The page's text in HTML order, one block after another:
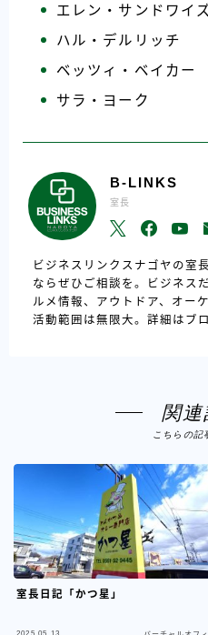
エレン・サンドワイ
ハル・デルリッチ
ベッツィ・ベイカー
サラ・ヨーク
B-LINKS
室長
ビジネスリンクスナゴヤの室
ならぜひご相談を。ビジネス
ルメ情報、アウトドア、オー
活動範囲は無限大。詳細はブ
関
こちらの記
室長日記「かつ星」